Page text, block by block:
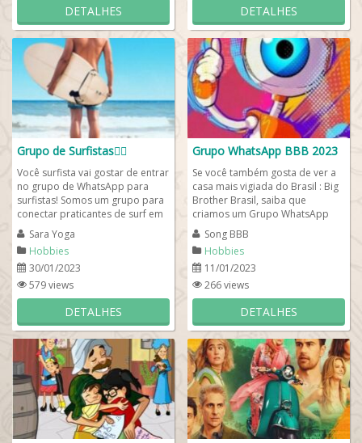
DETALHES DETALHES
Grupo de Surfistas🏄‍♀️
Você surfista vai gostar de entrar
no grupo de WhatsApp para
surfistas! Somos um grupo para
conectar praticantes de surf em
todo o Brasil para surfistas...
Sara Yoga
Hobbies
30/01/2023
579 views
DETALHES
Grupo WhatsApp BBB 2023
Se você também gosta de ver a
casa mais vigiada do Brasil : Big
Brother Brasil, saiba que
criamos um Grupo WhatsApp
BBB 2023 para debatermos e
acompanharmos...
Song BBB
Hobbies
11/01/2023
266 views
DETALHES